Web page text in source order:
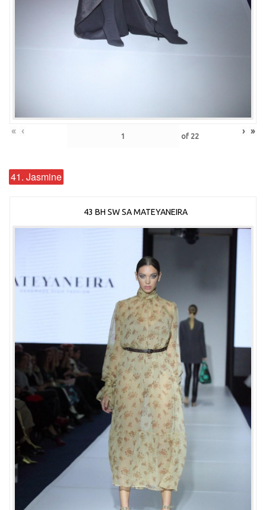
« ‹ of 22 › »
41. Jasmine
43 BH SW SA MATEYANEIRA